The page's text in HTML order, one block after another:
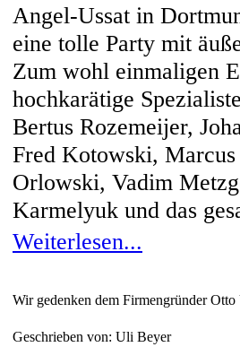
Angel-Ussat in
eine tolle Party mit
Zum wohl einmaligen
hochkarätige
Bertus Rozemeijer,
Fred Kotowski,
Orlowski, Vadim
Karmelyuk und das
Weiterlesen...
Wir gedenken dem Firmengründer Otto
Geschrieben von: Uli Beyer